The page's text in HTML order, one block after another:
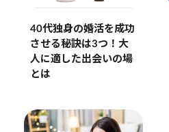
40代独身の婚活を成功
させる秘訣は3つ！大
人に適した出会いの場
とは